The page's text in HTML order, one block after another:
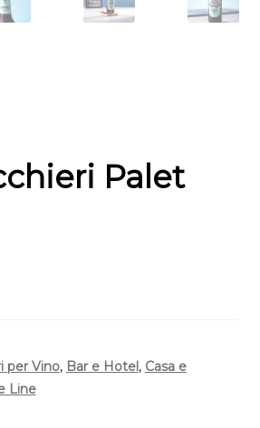
Palet
per Vino, Bar e Hotel, Casa e
Line